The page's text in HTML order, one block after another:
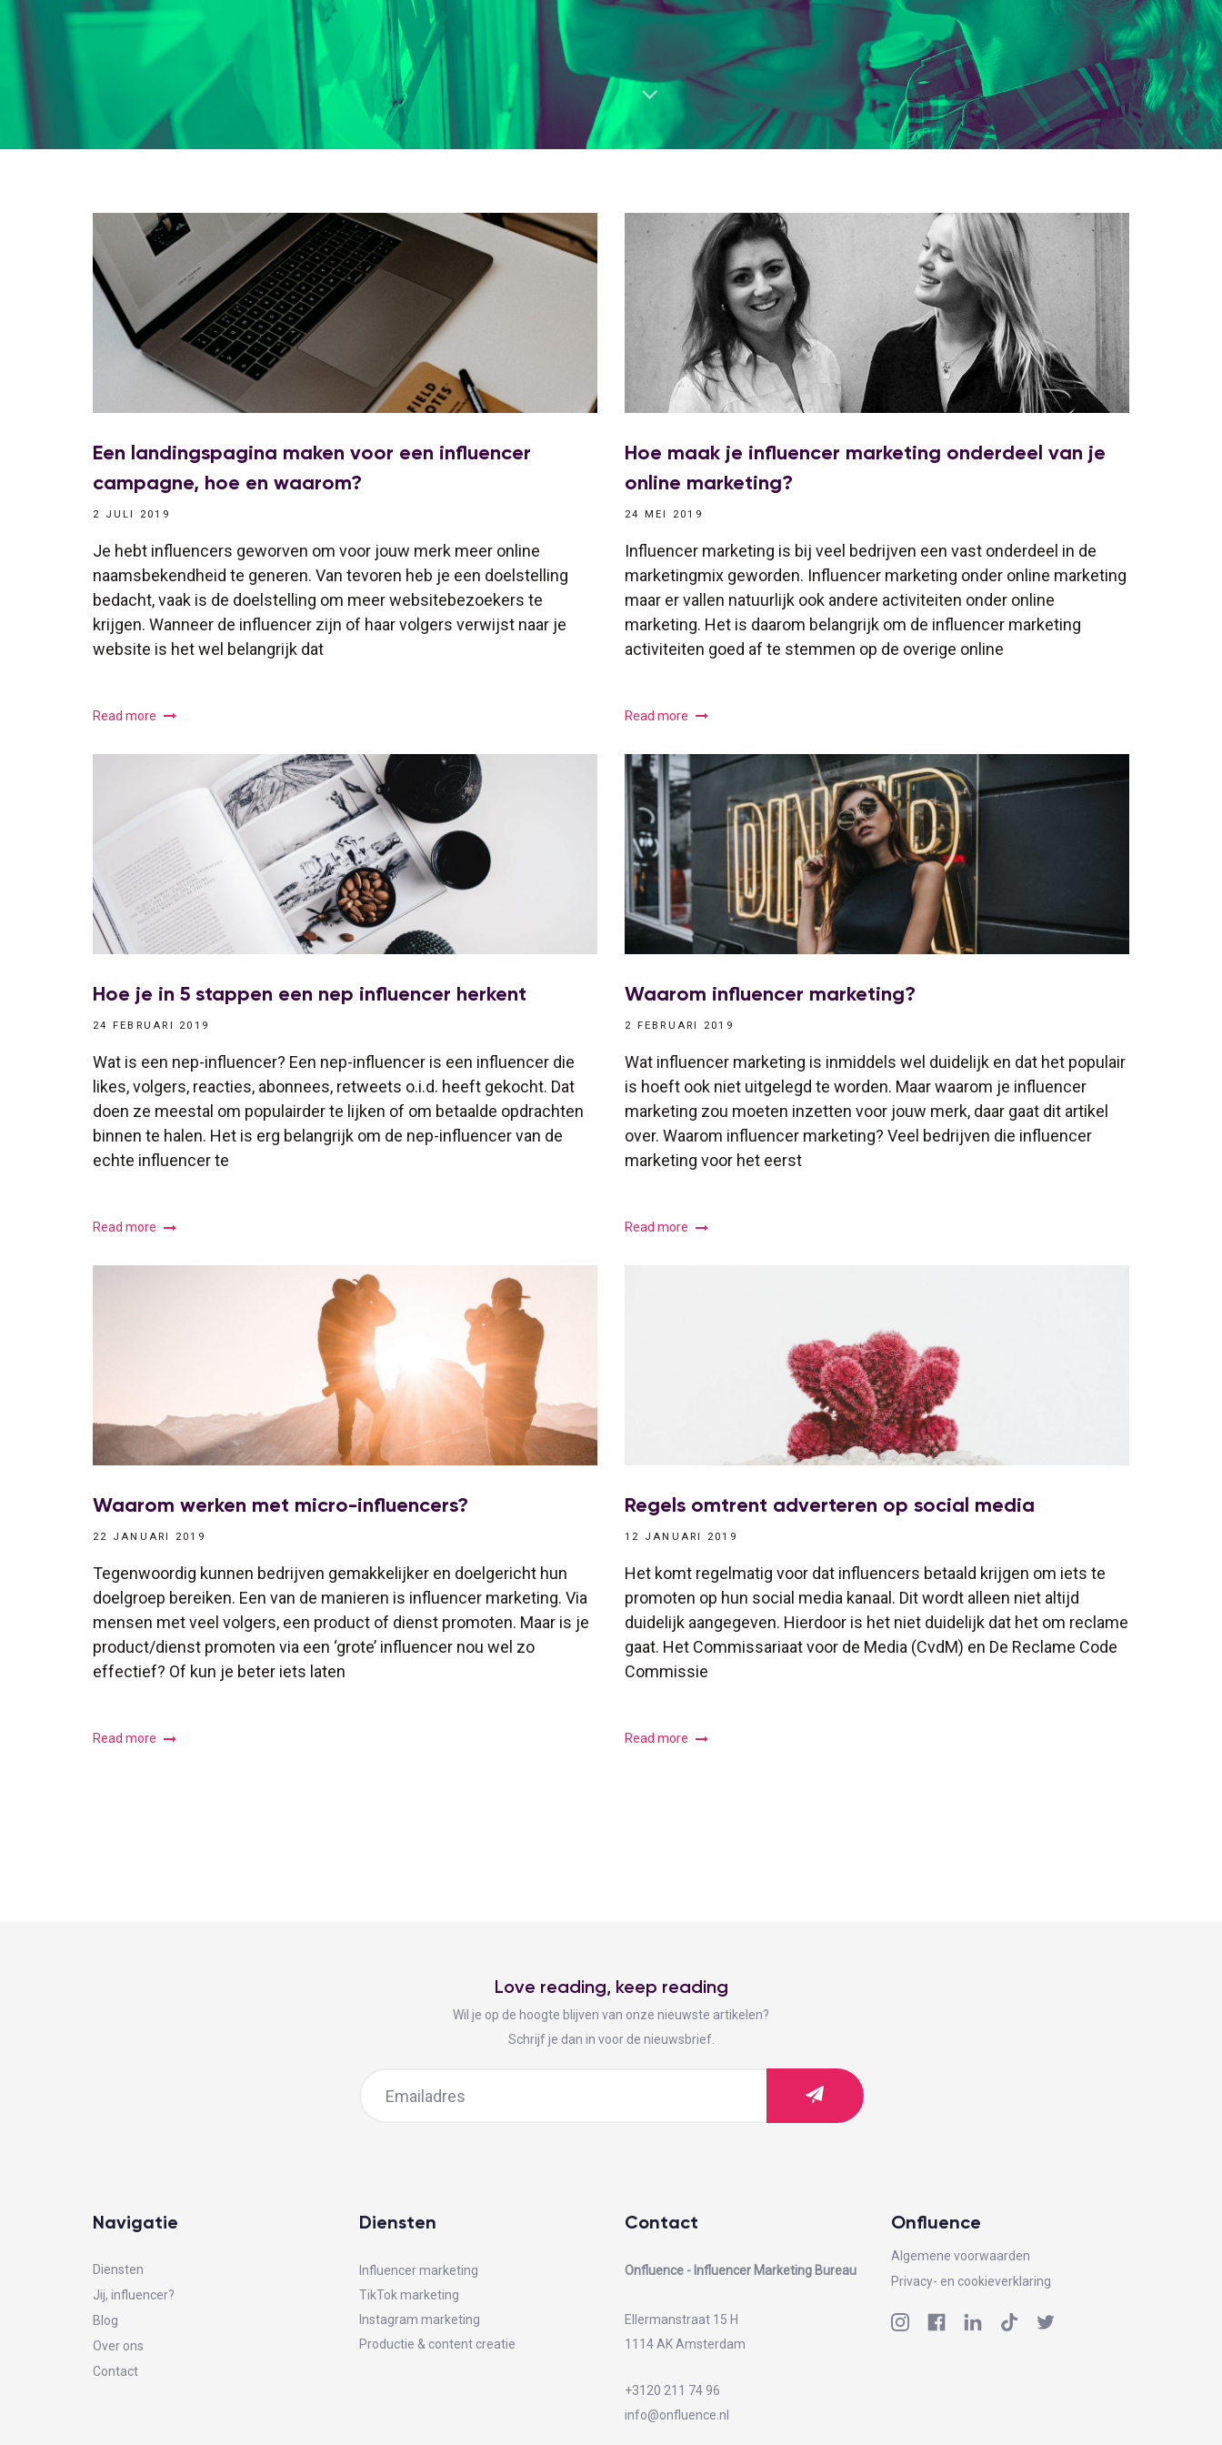
Een landingspagina maken voor een influencer
campagne, hoe en waarom?
2 JULI 2019
Je hebt influencers geworven om voor jouw merk meer online
naamsbekendheid te generen. Van tevoren heb je een doelstelling
bedacht, vaak is de doelstelling om meer websitebezoekers te
krijgen. Wanneer de influencer zijn of haar volgers verwijst naar je
website is het wel belangrijk dat
Read more
Hoe maak je influencer marketing onderdeel van je
online marketing?
24 MEI 2019
Influencer marketing is bij veel bedrijven een vast onderdeel in de
marketingmix geworden. Influencer marketing onder online marketing
maar er vallen natuurlijk ook andere activiteiten onder online
marketing. Het is daarom belangrijk om de influencer marketing
activiteiten goed af te stemmen op de overige online
Read more
Hoe je in 5 stappen een nep influencer herkent
24 FEBRUARI 2019
Wat is een nep-influencer? Een nep-influencer is een influencer die
likes, volgers, reacties, abonnees, retweets o.i.d. heeft gekocht. Dat
doen ze meestal om populairder te lijken of om betaalde opdrachten
binnen te halen. Het is erg belangrijk om de nep-influencer van de
echte influencer te
Read more
Waarom influencer marketing?
2 FEBRUARI 2019
Wat influencer marketing is inmiddels wel duidelijk en dat het populair
is hoeft ook niet uitgelegd te worden. Maar waarom je influencer
marketing zou moeten inzetten voor jouw merk, daar gaat dit artikel
over. Waarom influencer marketing? Veel bedrijven die influencer
marketing voor het eerst
Read more
Waarom werken met micro-influencers?
22 JANUARI 2019
Tegenwoordig kunnen bedrijven gemakkelijker en doelgericht hun
doelgroep bereiken. Een van de manieren is influencer marketing. Via
mensen met veel volgers, een product of dienst promoten. Maar is je
product/dienst promoten via een ‘grote’ influencer nou wel zo
effectief? Of kun je beter iets laten
Read more
Regels omtrent adverteren op social media
12 JANUARI 2019
Het komt regelmatig voor dat influencers betaald krijgen om iets te
promoten op hun social media kanaal. Dit wordt alleen niet altijd
duidelijk aangegeven. Hierdoor is het niet duidelijk dat het om reclame
gaat. Het Commissariaat voor de Media (CvdM) en De Reclame Code
Commissie
Read more
Love reading, keep reading
Wil je op de hoogte blijven van onze nieuwste artikelen?
Schrijf je dan in voor de nieuwsbrief.
Navigatie
Diensten
Jij, influencer?
Blog
Over ons
Contact
Diensten
Influencer marketing
TikTok marketing
Instagram marketing
Productie & content creatie
Contact
Onfluence - Influencer Marketing Bureau
Ellermanstraat 15 H
1114 AK Amsterdam
+3120 211 74 96
info@onfluence.nl
Onfluence
Algemene voorwaarden
Privacy- en cookieverklaring